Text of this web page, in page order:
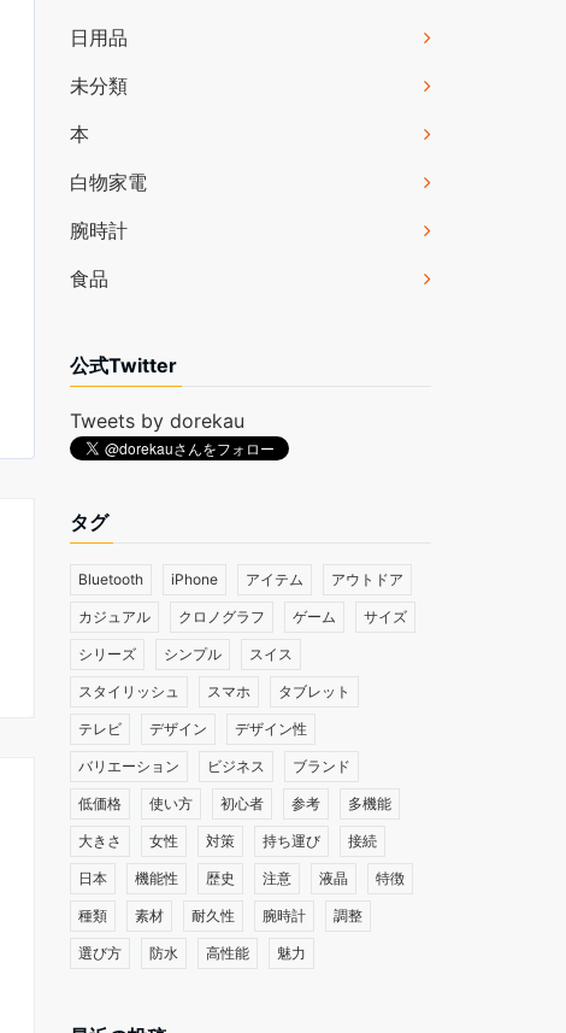
日用品
未分類
本
白物家電
腕時計
食品
公式Twitter
Tweets by dorekau
タグ
Bluetooth iPhone アイテム アウトドア
カジュアル クロノグラフ ゲーム サイズ
シリーズ シンプル スイス
スタイリッシュ スマホ タブレット
テレビ デザイン デザイン性
バリエーション ビジネス ブランド
低価格 使い方 初心者 参考 多機能
大きさ 女性 対策 持ち運び 接続
日本 機能性 歴史 注意 液晶 特徴
種類 素材 耐久性 腕時計 調整
選び方 防水 高性能 魅力